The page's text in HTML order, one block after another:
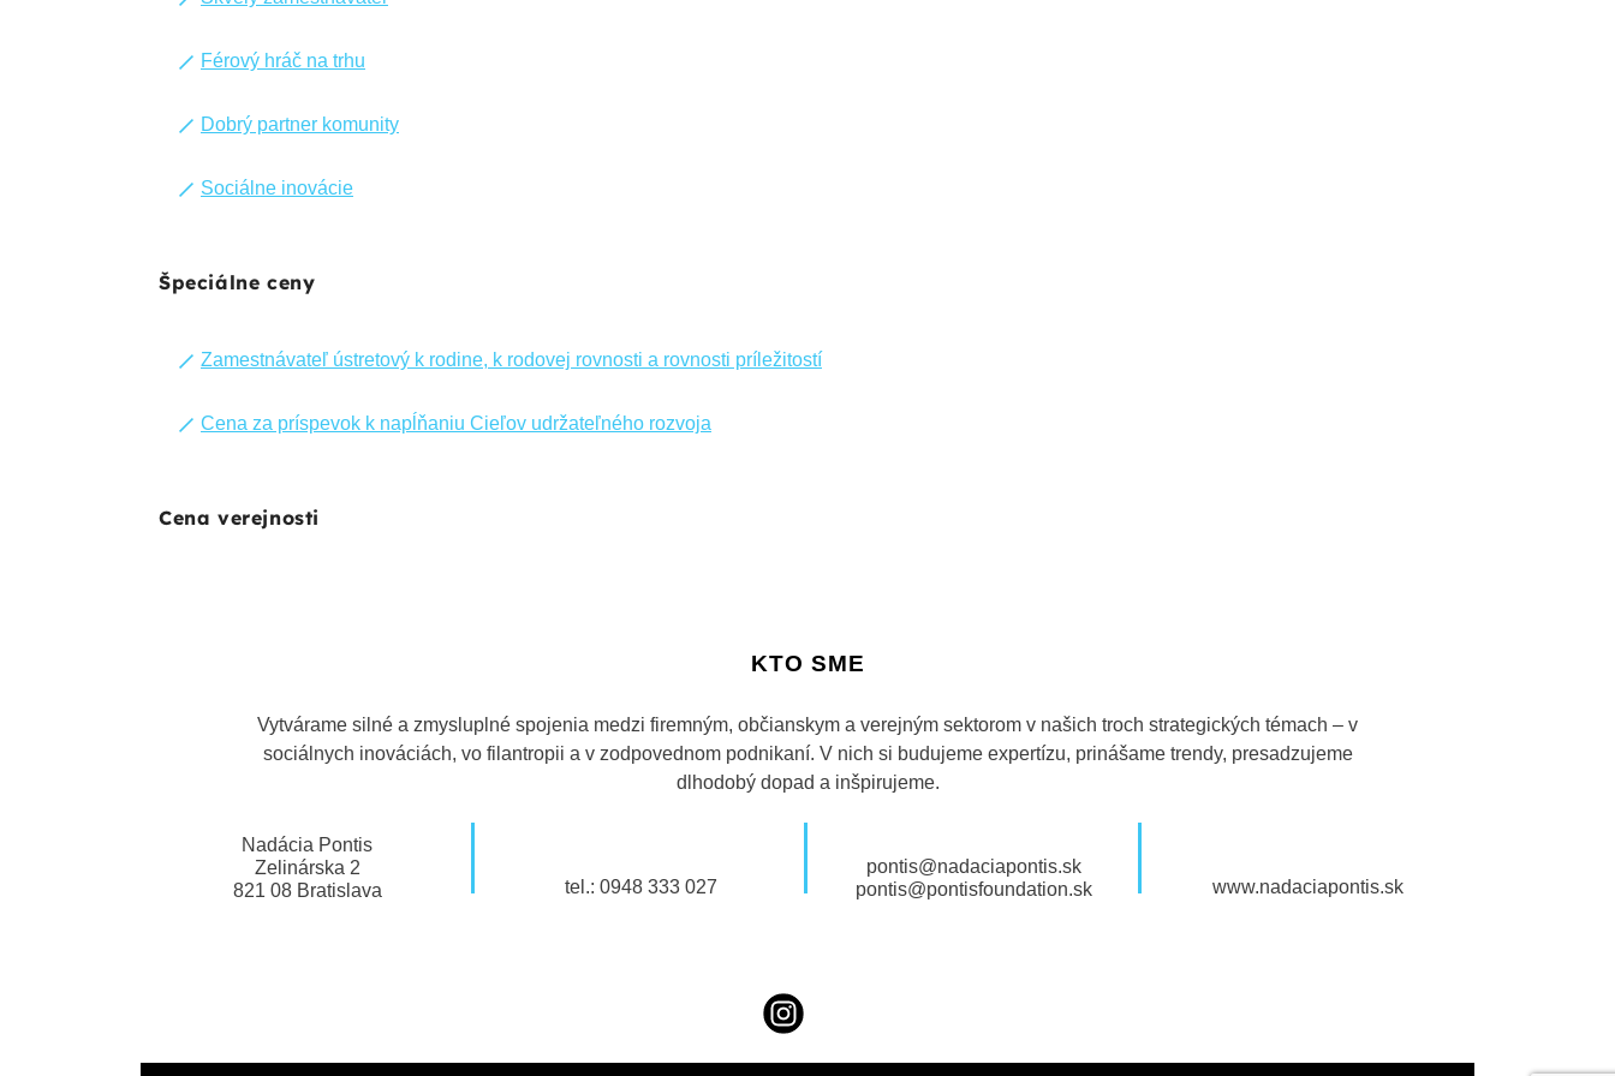
Férový hráč na trhu
Dobrý partner komunity
Sociálne inovácie
Špeciálne ceny
Zamestnávateľ ústretový k rodine, k rodovej rovnosti a rovnosti príležitostí
Cena za príspevok k napĺňaniu Cieľov udržateľného rozvoja
Cena verejnosti
KTO SME
Vytvárame silné a zmysluplné spojenia medzi firemným, občianskym a verejným sektorom v našich troch strategických témach – v
sociálnych inováciách, vo filantropii a v zodpovednom podnikaní. V nich si budujeme expertízu, prinášame trendy, presadzujeme
dlhodobý dopad a inšpirujeme.
Nadácia Pontis
Zelinárska 2
821 08 Bratislava
tel.: 0948 333 027
pontis@nadaciapontis.sk
pontis@pontisfoundation.sk
www.nadaciapontis.sk